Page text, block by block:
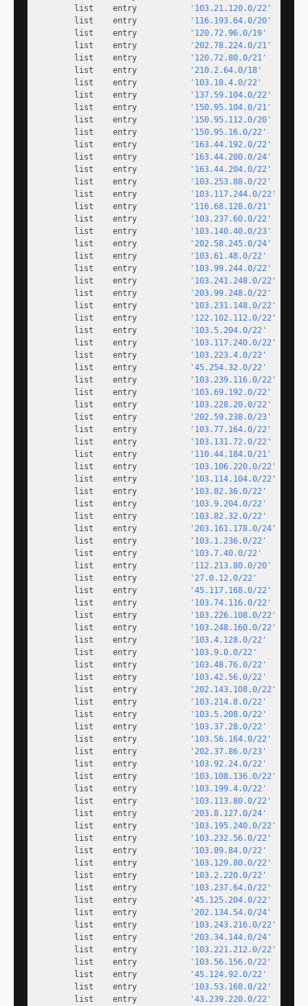
        list    entry
'103.21.120.0/22'
        list    entry
'116.193.64.0/20'
        list    entry
'120.72.96.0/19'
        list    entry
'202.78.224.0/21'
        list    entry
'120.72.80.0/21'
        list    entry
'210.2.64.0/18'
        list    entry
'103.18.4.0/22'
        list    entry
'137.59.104.0/22'
        list    entry
'150.95.104.0/21'
        list    entry
'150.95.112.0/20'
        list    entry
'150.95.16.0/22'
        list    entry
'163.44.192.0/22'
        list    entry
'163.44.200.0/24'
        list    entry
'163.44.204.0/22'
        list    entry
'103.253.88.0/22'
        list    entry
'103.117.244.0/22'
        list    entry
'116.68.128.0/21'
        list    entry
'103.237.60.0/22'
        list    entry
'103.140.40.0/23'
        list    entry
'202.58.245.0/24'
        list    entry
'103.61.48.0/22'
        list    entry
'103.99.244.0/22'
        list    entry
'103.241.248.0/22'
        list    entry
'203.99.248.0/22'
        list    entry
'103.231.148.0/22'
        list    entry
'122.102.112.0/22'
        list    entry
'103.5.204.0/22'
        list    entry
'103.117.240.0/22'
        list    entry
'103.223.4.0/22'
        list    entry
'45.254.32.0/22'
        list    entry
'103.239.116.0/22'
        list    entry
'103.69.192.0/22'
        list    entry
'103.228.20.0/22'
        list    entry
'202.59.238.0/23'
        list    entry
'103.77.164.0/22'
        list    entry
'103.131.72.0/22'
        list    entry
'110.44.184.0/21'
        list    entry
'103.106.220.0/22'
        list    entry
'103.114.104.0/22'
        list    entry
'103.82.36.0/22'
        list    entry
'103.9.204.0/22'
        list    entry
'103.82.32.0/22'
        list    entry
'203.161.178.0/24'
        list    entry
'103.1.236.0/22'
        list    entry
'103.7.40.0/22'
        list    entry
'112.213.80.0/20'
        list    entry
'27.0.12.0/22'
        list    entry
'45.117.168.0/22'
        list    entry
'103.74.116.0/22'
        list    entry
'103.226.108.0/22'
        list    entry
'103.248.160.0/22'
        list    entry
'103.4.128.0/22'
        list    entry
'103.9.0.0/22'
        list    entry
'103.48.76.0/22'
        list    entry
'103.42.56.0/22'
        list    entry
'202.143.108.0/22'
        list    entry
'103.214.8.0/22'
        list    entry
'103.5.208.0/22'
        list    entry
'103.37.28.0/22'
        list    entry
'103.56.164.0/22'
        list    entry
'202.37.86.0/23'
        list    entry
'103.92.24.0/22'
        list    entry
'103.108.136.0/22'
        list    entry
'103.199.4.0/22'
        list    entry
'103.113.80.0/22'
        list    entry
'203.8.127.0/24'
        list    entry
'103.195.240.0/22'
        list    entry
'103.232.56.0/22'
        list    entry
'103.89.84.0/22'
        list    entry
'103.129.80.0/22'
        list    entry
'103.2.220.0/22'
        list    entry
'103.237.64.0/22'
        list    entry
'45.125.204.0/22'
        list    entry
'202.134.54.0/24'
        list    entry
'103.243.216.0/22'
        list    entry
'203.34.144.0/24'
        list    entry
'103.221.212.0/22'
        list    entry
'103.56.156.0/22'
        list    entry
'45.124.92.0/22'
        list    entry
'103.53.168.0/22'
        list    entry
'43.239.220.0/22'